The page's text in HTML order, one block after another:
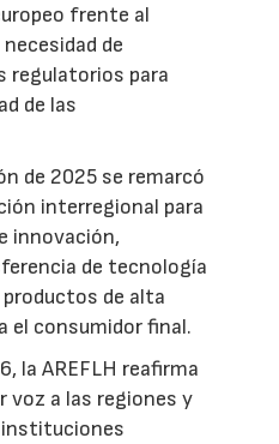
frente al
de
regulatorios para
de las
de 2025 se remarcó
interregional para
innovación,
de tecnología
de alta
el consumidor final.
la AREFLH reafirma
voz a las regiones y